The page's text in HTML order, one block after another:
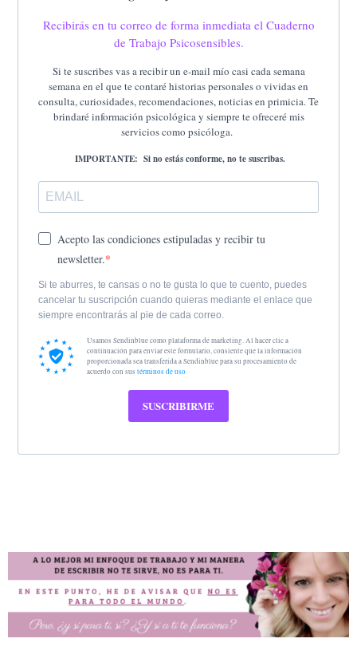
Recibirás en tu correo de forma inmediata el Cuaderno
de Trabajo Psicosensibles.
Si te suscribes vas a recibir un e-mail mío casi cada semana
semana en el que te contaré historias personales o vividas en
consulta, curiosidades, recomendaciones, noticias en primicia. Te
brindaré información psicológica y siempre te ofreceré mis
servicios como psicóloga.
IMPORTANTE: Si no estás conforme, no te suscribas.
Acepto las condiciones estipuladas y recibir tu
newsletter.
Si te aburres, te cansas o no te gusta lo que te cuento, puedes
cancelar tu suscripción cuando quieras mediante el enlace que
siempre encontrarás al pie de cada correo.
Usamos Sendinblue como plataforma de marketing. Al hacer clic a
continuación para enviar este formulario, consiente que la información
proporcionada sea transferida a Sendinblue para su procesamiento de
acuerdo con sus términos de uso
SUSCRIBIRME